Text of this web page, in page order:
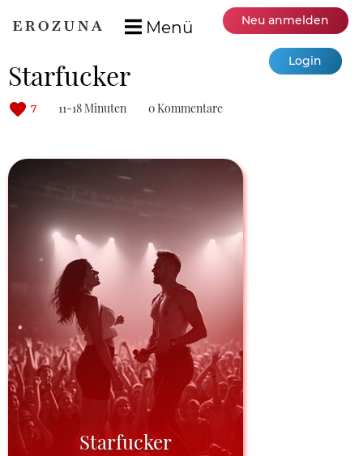
Menü Neu anmelden
Login
Starfucker
7 11-18 Minuten 0 Kommentare
Starfucker